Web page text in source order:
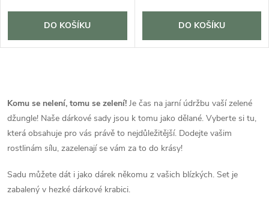
DO KOŠÍKU DO KOŠÍKU
v
l
á
d
Komu se nelení, tomu se zelení! Je čas na jarní údržbu vaší zelené
džungle! Naše dárkové sady jsou k tomu jako dělané. Vyberte si tu,
která obsahuje pro vás právě to nejdůležitější. Dodejte vašim
rostlinám sílu, zazelenají se vám za to do krásy!
Sadu můžete dát i jako dárek někomu z vašich blízkých. Set je
zabalený v hezké dárkové krabici.